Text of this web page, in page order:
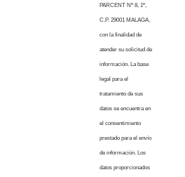
PARCENT Nº 8, 1º,
C.P. 29001 MALAGA,
con la finalidad de
atender su solicitud de
información. La base
legal para el
tratamiento de sus
datos se encuentra en
el consentimiento
prestado para el envío
de información. Los
datos proporcionados